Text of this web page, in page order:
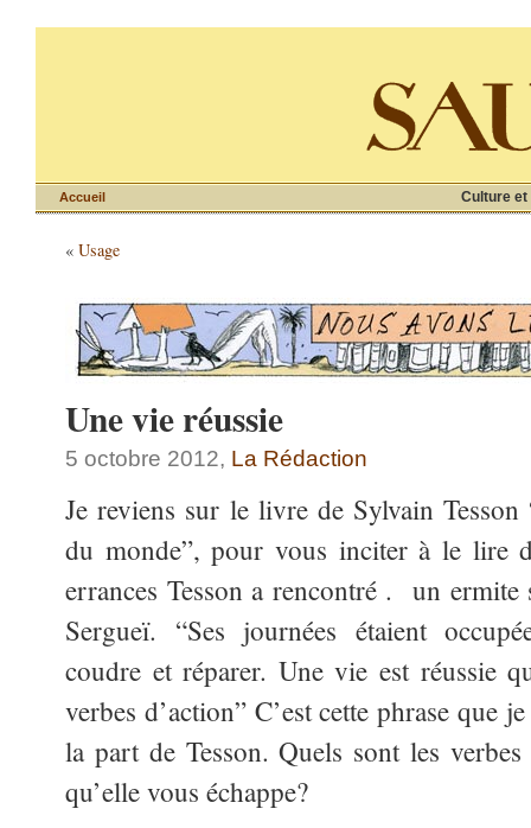
Culture et
Accueil
« Usage
Une vie réussie
5 octobre 2012, La Rédaction
Je reviens sur le livre de Sylvain Tesson
du monde”, pour vous inciter à le lire
errances Tesson a rencontré . un
Sergueï. “Ses journées étaient
coudre et réparer. Une vie est réussie
verbes d’action” C’est cette phrase que
la part de Tesson. Quels sont les
qu’elle vous échappe?